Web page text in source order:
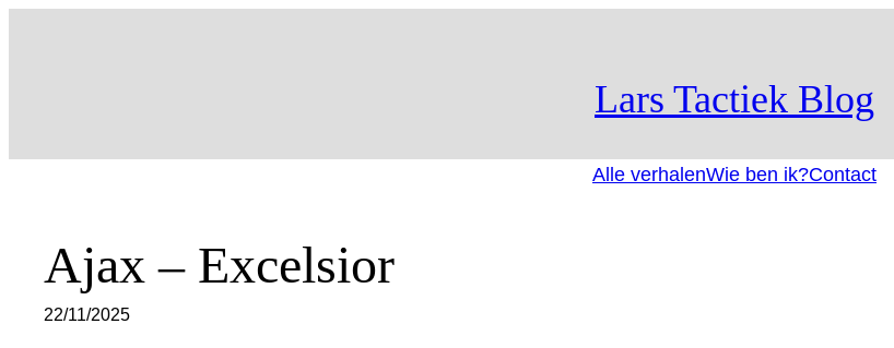
Lars Tactiek Blog
Alle verhalenWie ben ik?Contact
Ajax – Excelsior
22/11/2025